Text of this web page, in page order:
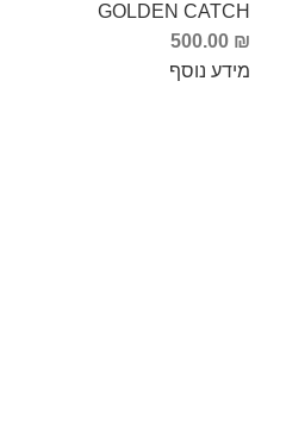
GOLDEN CATCH
500.00 ₪
מידע נוסף